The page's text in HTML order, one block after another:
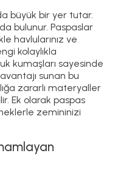
büyük bir yer tutar.
bulunur. Paspaslar
havlularınız ve
kolaylıkla
kumaşları sayesinde
sunan bu
zararlı materyaller
Ek olarak paspas
zemininizi